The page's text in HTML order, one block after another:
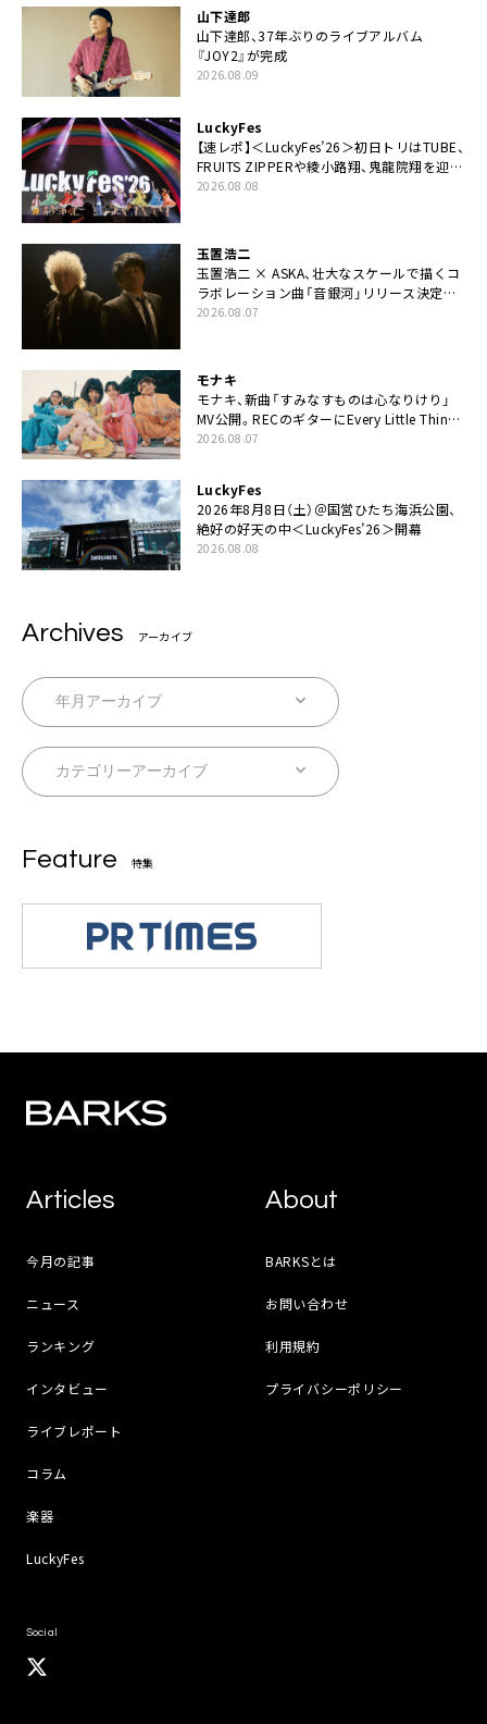
山下達郎
山下達郎、37年ぶりのライブアルバム
『JOY2』が完成
2026.08.09
LuckyFes
【速レポ】＜LuckyFes’26＞初日トリはTUBE、
FRUITS ZIPPERや綾小路翔、鬼龍院翔を迎え
た豪華コラボも「知ってたらぜひ一緒に歌っ
2026.08.08
玉置浩二
玉置浩二 × ASKA、壮大なスケールで描くコ
ラボレーション曲「音銀河」リリース決定。
カップリングには新曲「命の宿り」収録も
2026.08.07
モナキ
モナキ、新曲「すみなすものは心なりけり」
MV公開。RECのギターにEvery Little Thing・
伊藤一朗参加も
2026.08.07
LuckyFes
2026年8月8日（土）＠国営ひたち海浜公園、
絶好の好天の中＜LuckyFes’26＞開幕
2026.08.08
Archives アーカイブ
Feature 特集
Articles
今月の記事
ニュース
ランキング
インタビュー
ライブレポート
コラム
楽器
LuckyFes
About
BARKSとは
お問い合わせ
利用規約
プライバシーポリシー
Social